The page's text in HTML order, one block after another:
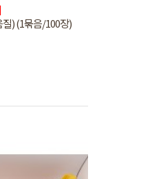
) (1묶음/100장)